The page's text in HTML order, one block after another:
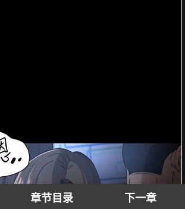
章节目录 下一章